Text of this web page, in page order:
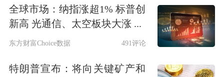
和迹象，美国和伊朗极有可能重新启动
和谈。
古特雷斯指出，谈判持续下去至关重
全球市场：纳指涨超1% 标普创
新高 光通信、太空板块大涨 ...
东方财富Choice数据 491评论
特朗普宣布：将向关键矿产和